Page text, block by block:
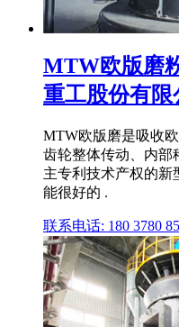
MTW欧版磨
重工股份有限
MTW欧版磨是吸收
齿轮整体传动、内部
主专利技术产权的新
能很好的 .
联系电话: 180 3780